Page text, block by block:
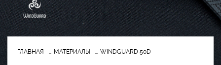
ГЛАВНАЯ МАТЕРИАЛЫ WINDGUARD 50D